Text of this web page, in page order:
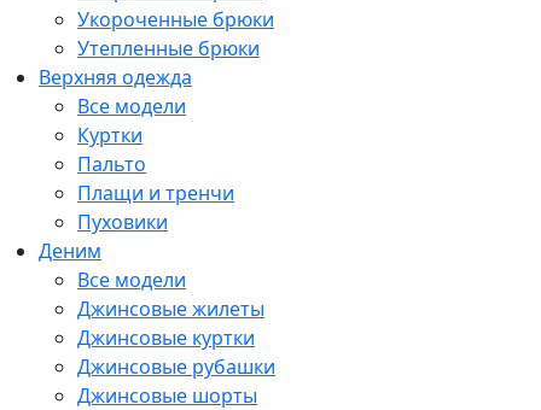
Укороченные брюки
Утепленные брюки
Верхняя одежда
Все модели
Куртки
Пальто
Плащи и тренчи
Пуховики
Деним
Все модели
Джинсовые жилеты
Джинсовые куртки
Джинсовые рубашки
Джинсовые шорты